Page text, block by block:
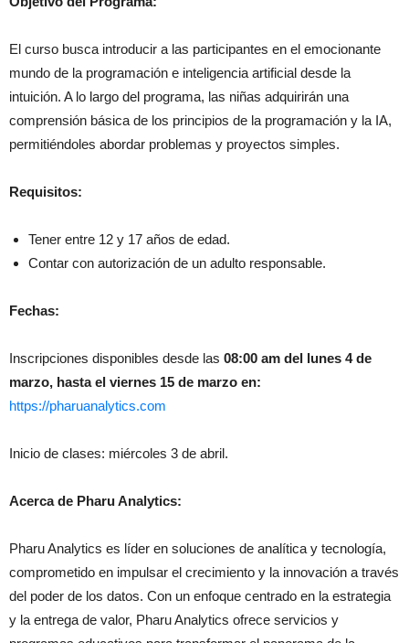
El curso busca introducir a las participantes en el emocionante
mundo de la programación e inteligencia artificial desde la
intuición. A lo largo del programa, las niñas adquirirán una
comprensión básica de los principios de la programación y la IA,
permitiéndoles abordar problemas y proyectos simples.
Requisitos:
Tener entre 12 y 17 años de edad.
Contar con autorización de un adulto responsable.
Fechas:
Inscripciones disponibles desde las 08:00 am del lunes 4 de
marzo, hasta el viernes 15 de marzo en:
https://pharuanalytics.com
Inicio de clases: miércoles 3 de abril.
Acerca de Pharu Analytics:
Pharu Analytics es líder en soluciones de analítica y tecnología,
comprometido en impulsar el crecimiento y la innovación a través
del poder de los datos. Con un enfoque centrado en la estrategia
y la entrega de valor, Pharu Analytics ofrece servicios y